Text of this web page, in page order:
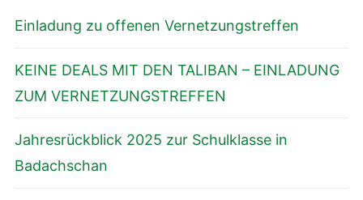
Einladung zu offenen Vernetzungstreffen
KEINE DEALS MIT DEN TALIBAN – EINLADUNG
ZUM VERNETZUNGSTREFFEN
Jahresrückblick 2025 zur Schulklasse in
Badachschan